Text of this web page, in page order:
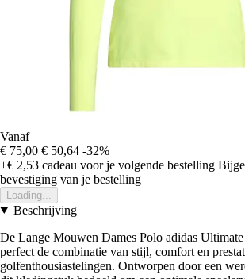
Vanaf
€ 75,00 € 50,64 -32%
+€ 2,53 cadeau voor je volgende bestelling
bevestiging van je bestelling
Loading...
Beschrijving
De Lange Mouwen Dames Polo adidas
perfect de combinatie van stijl, comfort en
golfenthousiastelingen. Ontworpen door een